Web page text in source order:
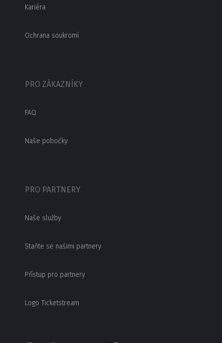
Kariéra
Ochrana soukromí
PRO ZÁKAZNÍKY
FAQ
Naše pobočky
PRO PARTNERY
Naše služby
Staňte se našimi partnery
Přístup pro partnery
Logo Ticketstream